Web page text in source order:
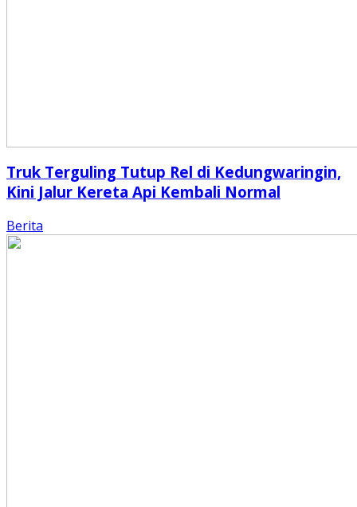
Truk Terguling Tutup Rel di Kedungwaringin,
Kini Jalur Kereta Api Kembali Normal
Berita